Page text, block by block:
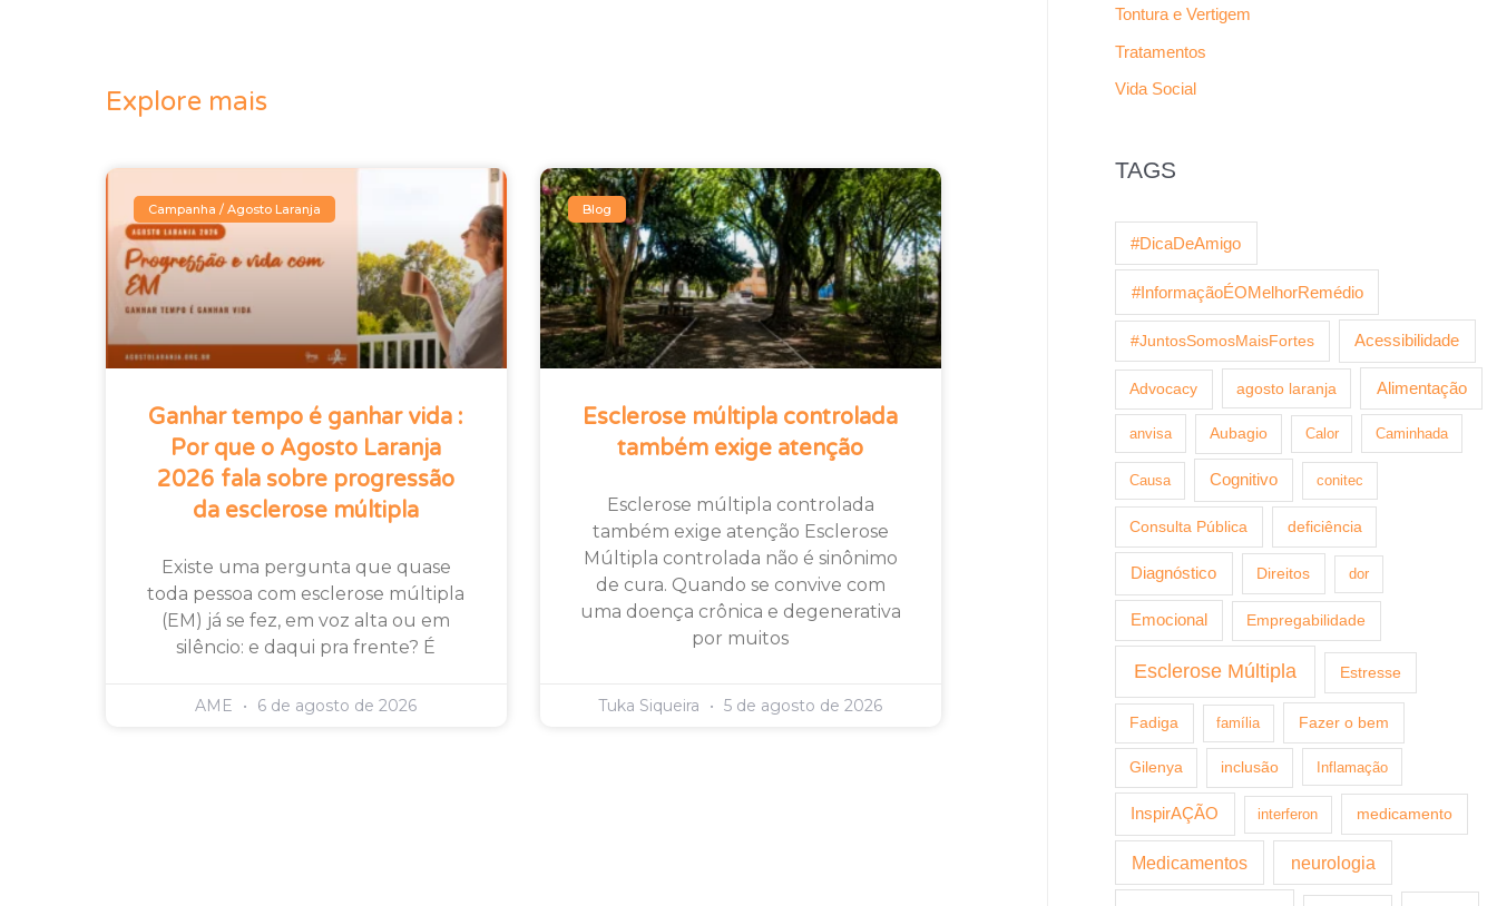
Explore mais
Campanha / Agosto Laranja
Ganhar tempo é ganhar vida :
Por que o Agosto Laranja
2026 fala sobre progressão
da esclerose múltipla
Existe uma pergunta que quase
toda pessoa com esclerose múltipla
(EM) já se fez, em voz alta ou em
silêncio: e daqui pra frente? É
AME 6 de agosto de 2026
Blog
Esclerose múltipla controlada
também exige atenção
Esclerose múltipla controlada
também exige atenção Esclerose
Múltipla controlada não é sinônimo
de cura. Quando se convive com
uma doença crônica e degenerativa
por muitos
Tuka Siqueira 5 de agosto de 2026
Tontura e Vertigem
Tratamentos
Vida Social
TAGS
#DicaDeAmigo
#InformaçãoÉOMelhorRemédio
#JuntosSomosMaisFortes Acessibilidade
Advocacy agosto laranja Alimentação
anvisa Aubagio Calor Caminhada
Causa Cognitivo conitec
Consulta Pública deficiência
Diagnóstico Direitos dor
Emocional Empregabilidade
Esclerose Múltipla Estresse
Fadiga família Fazer o bem
Gilenya inclusão Inflamação
InspirAÇÃO interferon medicamento
Medicamentos neurologia